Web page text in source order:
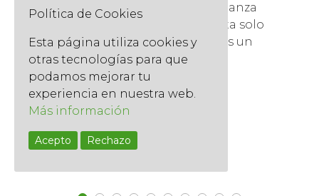
jardinero profesional y de confianza
puede ser un desafío. No se trata solo
de regar y podar; la jardinería es un
arte y una ciencia que requiere
conocimientos, experiencia y
herramientas adecuadas.
Read More
Política de Cookies
Esta página utiliza cookies y
otras tecnologías para que
podamos mejorar tu
experiencia en nuestra web.
Más información
Acepto Rechazo